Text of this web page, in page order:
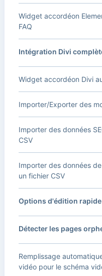
Widget accordéon
FAQ
Intégration Divi
Widget accordéon Divi
Importer/Exporter des
Importer des données
CSV
Importer des données
un fichier CSV
Options d'édition rapide
Détecter les pages
Remplissage
vidéo pour le schéma